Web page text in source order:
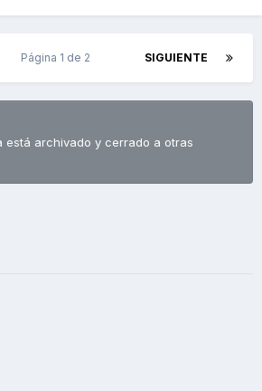
SIGUIENTE
Página 1 de 2
está archivado y cerrado a otras